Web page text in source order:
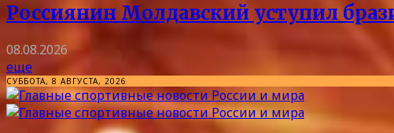
Россиянин Молдавский уступил
08.08.2026
еще
СУББОТА, 8 АВГУСТА, 2026